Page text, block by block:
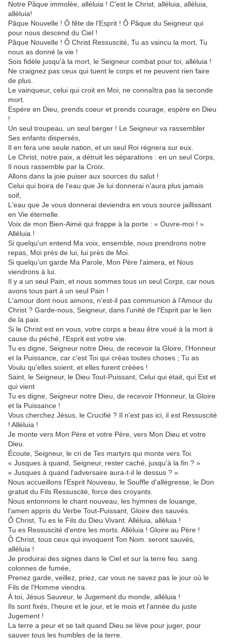
Notre Pâque immolée, alléluia ! C'est le Christ, alléluia, alléluia,
alléluia!
Pâque Nouvelle ! Ô fête de l'Esprit ! Ô Pâque du Seigneur qui
pour nous descend du Ciel !
Pâque Nouvelle ! Ô Christ Ressuscité, Tu as vaincu la mort, Tu
nous as donné la vie !
Sois fidèle jusqu'à la mort, le Seigneur combat pour toi, alléluia !
Ne craignez pas ceux qui tuent le corps et ne peuvent rien faire
de plus.
Le vainqueur, celui qui croit en Moi, ne connaîtra pas la seconde
mort.
Espère en Dieu, prends coeur et prends courage, espère en Dieu
!
Un seul troupeau, un seul berger ! Le Seigneur va rassembler
Ses enfants dispersés,
Il en fera une seule nation, et un seul Roi régnera sur eux.
Le Christ, notre paix, a détruit les séparations : en un seul Corps,
Il nous rassemble par la Croix.
Allons dans la joie puiser aux sources du salut !
Celui qui boira de l'eau que Je lui donnerai n'aura plus jamais
soif,
L'eau que Je vous donnerai deviendra en vous source jaillissant
en Vie éternelle.
Voix de mon Bien-Aimé qui frappe à la porte : « Ouvre-moi ! »
Alléluia !
Si quelqu'un entend Ma voix, ensemble, nous prendrons notre
repas, Moi près de lui, lui près de Moi.
Si quelqu'un garde Ma Parole, Mon Père l'aimera, et Nous
viendrons à lui.
Il y a un seul Pain, et nous sommes tous un seul Corps, car nous
avons tous part à un seul Pain !
L'amour dont nous aimons, n'est-il pas communion à l'Amour du
Christ ? Garde-nous, Seigneur, dans l'unité de l'Esprit par le lien
de la paix.
Si le Christ est en vous, votre corps a beau être voué à la mort à
cause du péché, l'Esprit est votre vie.
Tu es digne, Seigneur notre Dieu, de recevoir la Gloire, l'Honneur
et la Puissance, car c'est Toi qui créas toutes choses ; Tu as
Voulu qu'elles soient, et elles furent créées !
Saint, le Seigneur, le Dieu Tout-Puissant, Celui qui était, qui Est et
qui vient
Tu es digne, Seigneur notre Dieu, de recevoir l'Honneur, la Gloire
et la Puissance !
Vous cherchez Jésus, le Crucifié ? Il n'est pas ici, il est Ressuscité
! Alléluia !
Je monte vers Mon Père et votre Père, vers Mon Dieu et votre
Dieu.
Écoute, Seigneur, le cri de Tes martyrs qui monte vers Toi.
« Jusques à quand, Seigneur, rester caché, jusqu'à la fin ? »
« Jusques à quand l'adversaire aura-t-il le dessus ? »
Nous accueillons l'Esprit Nouveau, le Souffle d'allégresse, le Don
gratuit du Fils Ressuscité, force des croyants.
Nous entonnons le chant nouveau, les hymnes de louange,
l'amen appris du Verbe Tout-Puissant, Gloire des sauvés.
Ô Christ, Tu es le Fils du Dieu Vivant. Alléluia, alléluia !
Tu es Ressuscité d'entre les morts. Alléluia ! Gloire au Père !
Ô Christ, tous ceux qui invoquent Ton Nom. seront sauvés,
alléluia !
Je produirai des signes dans le Ciel et sur la terre feu. sang.
colonnes de fumée,
Prenez garde, veillez, priez, car vous ne savez pas le jour où le
Fils de l'Homme viendra.
À toi, Jésus Sauveur, le Jugement du monde, alléluia !
Ils sont fixés, l'heure et le jour, et le mois et l'année du juste
Jugement !
La terre a peur et se tait quand Dieu se lève pour juger, pour
sauver tous les humbles de la terre.